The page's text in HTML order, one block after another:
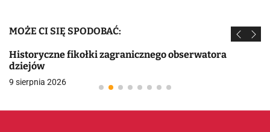
MOŻE CI SIĘ SPODOBAĆ:
Historyczne fikołki zagranicznego obserwatora
dziejów
9 sierpnia 2026